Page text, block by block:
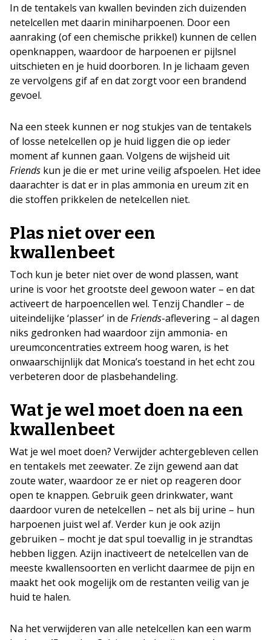
In de tentakels van kwallen bevinden zich duizenden
netelcellen met daarin miniharpoenen. Door een
aanraking (of een chemische prikkel) kunnen de cellen
openknappen, waardoor de harpoenen er pijlsnel
uitschieten en je huid doorboren. In je lichaam geven
ze vervolgens gif af en dat zorgt voor een brandend
gevoel.
Na een steek kunnen er nog stukjes van de tentakels
of losse netelcellen op je huid liggen die op ieder
moment af kunnen gaan. Volgens de wijsheid uit
Friends kun je die er met urine veilig afspoelen. Het idee
daarachter is dat er in plas ammonia en ureum zit en
die stoffen prikkelen de netelcellen niet.
Plas niet over een
kwallenbeet
Toch kun je beter niet over de wond plassen, want
urine is voor het grootste deel gewoon water – en dat
activeert de harpoencellen wel. Tenzij Chandler – de
uiteindelijke ‘plasser’ in de Friends-aflevering – al dagen
niks gedronken had waardoor zijn ammonia- en
ureumconcentraties extreem hoog waren, is het
onwaarschijnlijk dat Monica’s toestand in het echt zou
verbeteren door de plasbehandeling.
Wat je wel moet doen na een
kwallenbeet
Wat je wel moet doen? Verwijder achtergebleven cellen
en tentakels met zeewater. Ze zijn gewend aan dat
zoute water, waardoor ze er niet op reageren door
open te knappen. Gebruik geen drinkwater, want
daardoor vuren de netelcellen – net als bij urine – hun
harpoenen juist wel af. Verder kun je ook azijn
gebruiken – mocht je dat spul toevallig in je strandtas
hebben liggen. Azijn inactiveert de netelcellen van de
meeste kwallensoorten en verlicht daarmee de pijn en
maakt het ook mogelijk om de restanten veilig van je
huid te halen.
Na het verwijderen van alle netelcellen kan een warm